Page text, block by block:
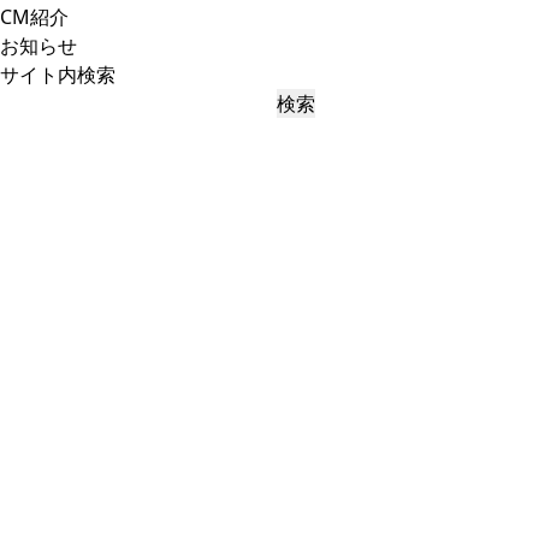
CM紹介
お知らせ
サイト内検索
検索